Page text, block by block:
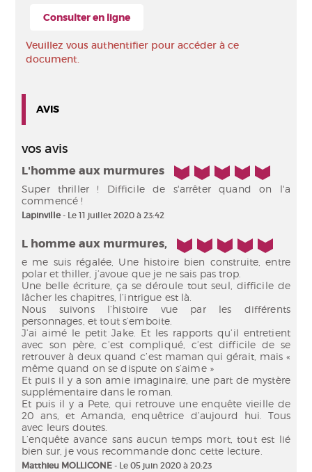
Consulter en ligne
Veuillez vous authentifier pour accéder à ce
document.
AVIS
vos avis
L'homme aux murmures 5/5
Super thriller ! Difficile de s'arrêter quand on l'a
commencé !
Lapinville - Le 11 juillet 2020 à 23:42
L homme aux murmures, 5/5
e me suis régalée, Une histoire bien construite, entre
polar et thiller, j’avoue que je ne sais pas trop.
Une belle écriture, ça se déroule tout seul, difficile de
lâcher les chapitres, l’intrigue est là.
Nous suivons l’histoire vue par les différents
personnages, et tout s’emboite.
J’ai aimé le petit Jake. Et les rapports qu’il entretient
avec son père, c’est compliqué, c’est difficile de se
retrouver à deux quand c’est maman qui gérait, mais «
même quand on se dispute on s’aime »
Et puis il y a son amie imaginaire, une part de mystère
supplémentaire dans le roman.
Et puis il y a Pete, qui retrouve une enquête vieille de
20 ans, et Amanda, enquêtrice d’aujourd hui. Tous
avec leurs doutes.
L’enquête avance sans aucun temps mort, tout est lié
bien sur, je vous recommande donc cette lecture.
Matthieu MOLLICONE - Le 05 juin 2020 à 20:23